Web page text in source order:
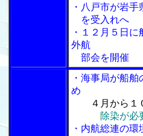
・八戸市が岩
を受入れへ
・１２月５日
外航
部会を開催
・海事局が船
め
４月から１
除染が必
・内航総連の